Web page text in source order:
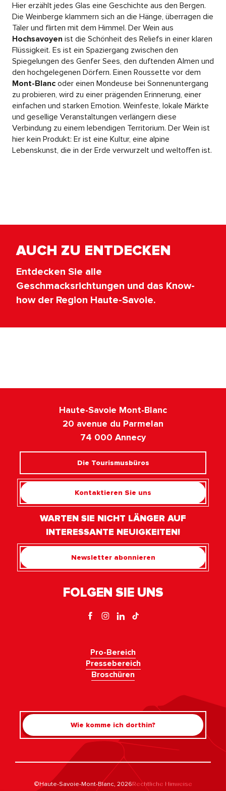
Rechercher
Hier erzählt jedes Glas eine Geschichte aus den Bergen.
Die Weinberge klammern sich an die Hänge, überragen die
Täler und flirten mit dem Himmel. Der Wein aus
Hochsavoyen ist die Schönheit des Reliefs in einer klaren
Flüssigkeit. Es ist ein Spaziergang zwischen den
Spiegelungen des Genfer Sees, den duftenden Almen und
den hochgelegenen Dörfern. Einen Roussette vor dem
Mont-Blanc oder einen Mondeuse bei Sonnenuntergang
zu probieren, wird zu einer prägenden Erinnerung, einer
einfachen und starken Emotion. Weinfeste, lokale Märkte
und gesellige Veranstaltungen verlängern diese
Verbindung zu einem lebendigen Territorium. Der Wein ist
hier kein Produkt: Er ist eine Kultur, eine alpine
Lebenskunst, die in der Erde verwurzelt und weltoffen ist.
AUCH ZU ENTDECKEN
Entdecken Sie alle
Geschmacksrichtungen und das Know-
how der Region Haute-Savoie.
Haute-Savoie Mont-Blanc
20 avenue du Parmelan
74 000 Annecy
Die Tourismusbüros
Kontaktieren Sie uns
WARTEN SIE NICHT LÄNGER AUF
INTERESSANTE NEUIGKEITEN!
Newsletter abonnieren
FOLGEN SIE UNS
Pro-Bereich
Pressebereich
Broschüren
Wie komme ich dorthin?
©Haute-Savoie-Mont-Blanc, 2026Rechtliche Hinweise